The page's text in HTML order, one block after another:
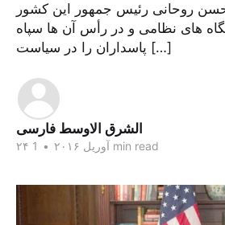
روحانی رئیس جمهور این کشور
های نظامی و در رأس آن ها سپاه
پاسداران را در سیاست […]
الشرق الاوسط فارسی
۲۴ آوریل ۲۰۱۶ • 1 min read